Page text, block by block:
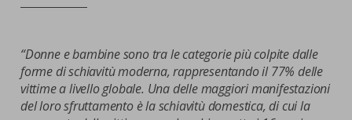
“Donne e bambine sono tra le categorie più colpite dalle
forme di schiavitù moderna, rappresentando il 77% delle
vittime a livello globale. Una delle maggiori manifestazioni
del loro sfruttamento è la schiavitù domestica, di cui la